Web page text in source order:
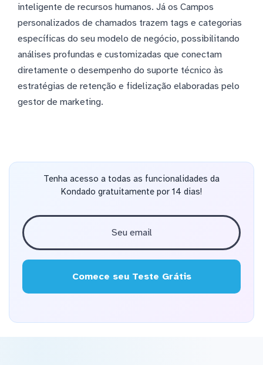
inteligente de recursos humanos. Já os Campos
personalizados de chamados trazem tags e categorias
específicas do seu modelo de negócio, possibilitando
análises profundas e customizadas que conectam
diretamente o desempenho do suporte técnico às
estratégias de retenção e fidelização elaboradas pelo
gestor de marketing.
Tenha acesso a todas as funcionalidades da
Kondado gratuitamente por 14 dias!
Comece seu Teste Grátis